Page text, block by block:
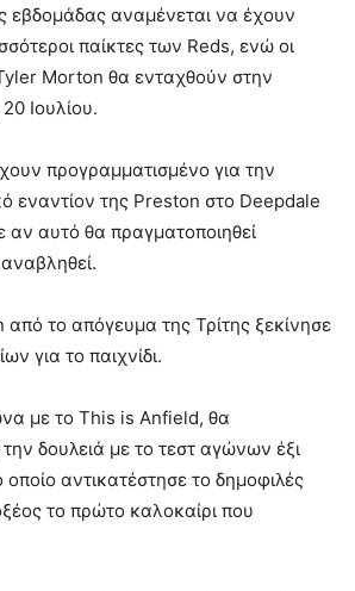
εβδομάδας αναμένεται να έχουν
παίκτες των Reds, ενώ οι
Morton θα ενταχθούν στην
Ιουλίου.
προγραμματισμένο για την
εναντίον της Preston στο Deepdale
αν αυτό θα πραγματοποιηθεί
το απόγευμα της Τρίτης ξεκίνησε
για το παιχνίδι.
με το This is Anfield, θα
δουλειά με το τεστ αγώνων έξι
αντικατέστησε το δημοφιλές
το πρώτο καλοκαίρι που